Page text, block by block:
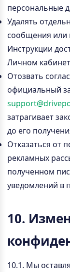
персональные
Удалять
сообщения или
Инструкции
Личном
Отозвать
официальный
затрагивает
до его
Отказаться от
рекламных
полученном
уведомлений в
10.
10.1. Мы